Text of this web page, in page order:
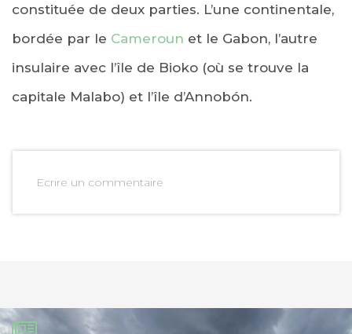
constituée de deux parties. L’une continentale,
bordée par le Cameroun et le Gabon, l’autre
insulaire avec l’île de Bioko (où se trouve la
capitale Malabo) et l’île d’Annobón.
Ecrire un commentaire